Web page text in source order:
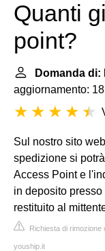
Quanti
point?
Domanda
aggiornamento:
Sul nostro sito
spedizione si
Access Point e
in deposito
restituito al
Richiesta di rimozione
youship.it